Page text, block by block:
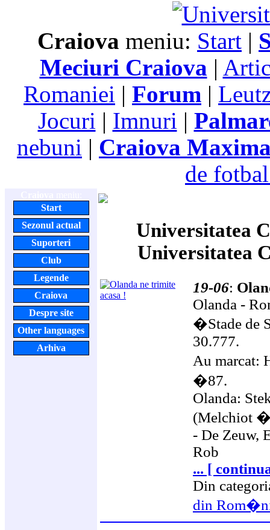
Craiova meniu: Start |
Meciuri Craiova |
Romaniei | Forum |
Jocuri | Imnuri |
nebuni | Craiova
de
Start
Sezonul actual
Suporteri
Club
Legende
Craiova
Despre site
Other languages
Arhiva
Universitatea
Universitatea
19-06:
Olanda -
�Stade de
30.777.
Au marcat:
�87.
Olanda:
(Melchiot
- De Zeuw,
Rob
... [
Din
din